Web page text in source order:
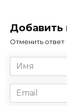
Добавить
Отменить ответ
Имя
*
Email
*